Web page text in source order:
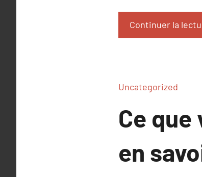
Continuer la
Uncategorized
Ce
en